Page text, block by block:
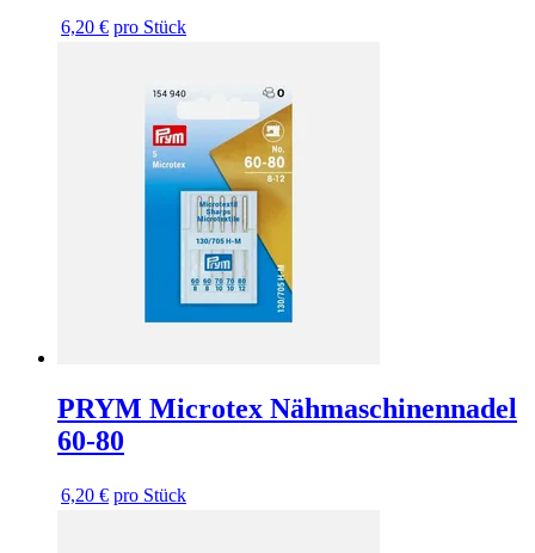
6,20 € pro Stück
PRYM Microtex Nähmaschinennadel
60-80
6,20 € pro Stück